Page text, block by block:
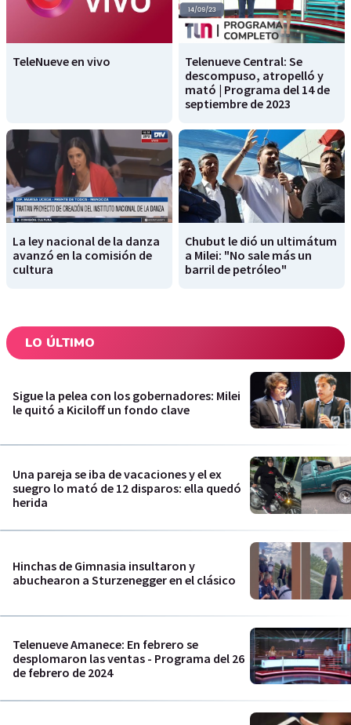
TeleNueve en vivo
Telenueve Central: Se
descompuso, atropelló y
mató | Programa del 14 de
septiembre de 2023
La ley nacional de la danza
avanzó en la comisión de
cultura
Chubut le dió un ultimátum
a Milei: "No sale más un
barril de petróleo"
LO ÚLTIMO
Sigue la pelea con los gobernadores: Milei
le quitó a Kiciloff un fondo clave
Una pareja se iba de vacaciones y el ex
suegro lo mató de 12 disparos: ella quedó
herida
Hinchas de Gimnasia insultaron y
abuchearon a Sturzenegger en el clásico
Telenueve Amanece: En febrero se
desplomaron las ventas - Programa del 26
de febrero de 2024